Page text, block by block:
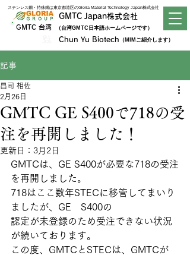
​ステンレス鋼・特殊鋼は東京都港区のGloria Material Technology Japan株式会社
GMTC Japan株式会社
GMTC 台湾 （台湾GMTC日本語ホームページです）
Chun Yu Biotech （MIMご紹介します）
記事
GMTC GE S400で718の受
注を再開しました！
昌司 相佐
2月26日
更新日： 3月2日
GMTCは、GE S400が必要な718の受注
を再開しました。
718はここ数年STECに移管してまいり
ましたが、GE　S400の
認定が未登録のため受注できない状況
が続いております。
この度、GMTCとSTECは、GMTCが